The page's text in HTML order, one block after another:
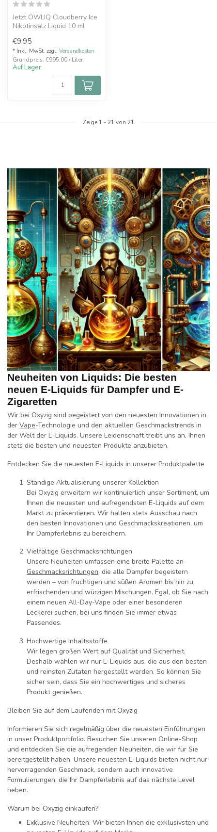
Jetzt OWLIQ Cloudberry Ice
Nikotinsalz Liquid 10 ml
Moltebeere...
€9,95
* Inkl. MwSt. zzgl. Versandkosten
Grundpreis: €995,00 / Liter
Auf Lager
Zeige 1 - 21 von 21
Neuheiten von Liquids: Die besten
neuen E-Liquids für Dampfer und E-
Zigaretten
Wir bei Oxyzig sind begeistert von den neuesten Innovationen in
der Vape-Technologie und den aktuellen Geschmackstrends in
der Welt der E-Liquids. Unsere Leidenschaft treibt uns an, Ihnen
stets die besten und neuesten Produkte anzubieten.
Entdecken Sie die neuesten E-Liquids in unserer Produktpalette
Ständige Aktualisierung unserer Kollektion
Bei Oxyzig erweitern wir kontinuierlich unser Sortiment, um
Ihnen die neuesten und aufregendsten E-Liquids auf dem
Markt zu präsentieren. Wir halten stets Ausschau nach
den besten Innovationen und Geschmackskreationen, um
Ihr Dampferlebnis zu bereichern.
Vielfältige Geschmacksrichtungen
Unsere Neuheiten umfassen eine breite Palette an
Geschmacksrichtungen, die alle Dampfer begeistern
werden – von fruchtigen und süßen Aromen bis hin zu
erfrischenden und würzigen Mischungen. Egal, ob Sie nach
einem neuen All-Day-Vape oder einer besonderen
Leckerei suchen, bei uns finden Sie immer etwas
Passendes.
Hochwertige Inhaltsstoffe
Wir legen großen Wert auf Qualität und Sicherheit.
Deshalb wählen wir nur E-Liquids aus, die aus den besten
und reinsten Zutaten hergestellt werden. So können Sie
sicher sein, dass Sie ein hochwertiges und sicheres
Produkt genießen.
Bleiben Sie auf dem Laufenden mit Oxyzig
Informieren Sie sich regelmäßig über die neuesten Einführungen
in unser Produktportfolio. Besuchen Sie unseren Online-Shop
und entdecken Sie die aufregenden Neuheiten, die wir für Sie
bereitgestellt haben. Unsere neuesten E-Liquids bieten nicht nur
hervorragenden Geschmack, sondern auch innovative
Formulierungen, die Ihr Dampferlebnis auf das nächste Level
heben.
Warum bei Oxyzig einkaufen?
Exklusive Neuheiten: Wir bieten Ihnen die exklusivsten und